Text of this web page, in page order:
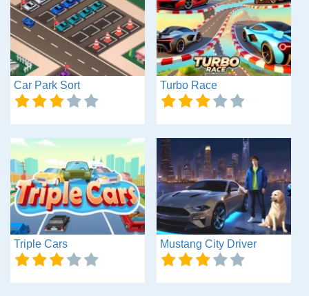
Car Park Sort Turbo Race
Triple Cars Mustang City Driver